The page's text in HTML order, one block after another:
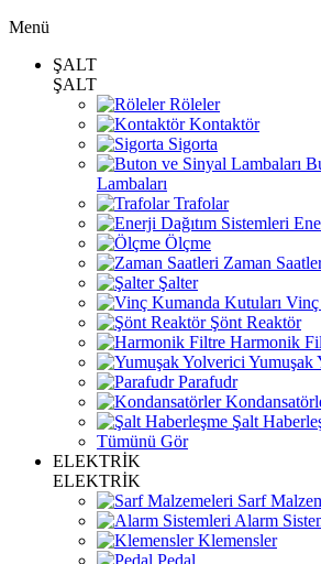
Menü
ŞALT
ŞALT
Röleler
Kontaktör
Sigorta
Lambaları
Trafolar
Ölçme
Zaman
Şalter
Vinç
Şönt Reaktör
Harmonik
Yumuşak
Parafudr
Şalt
Tümünü Gör
ELEKTRİK
ELEKTRİK
Sarf
Alarm
Klemensler
Pedal